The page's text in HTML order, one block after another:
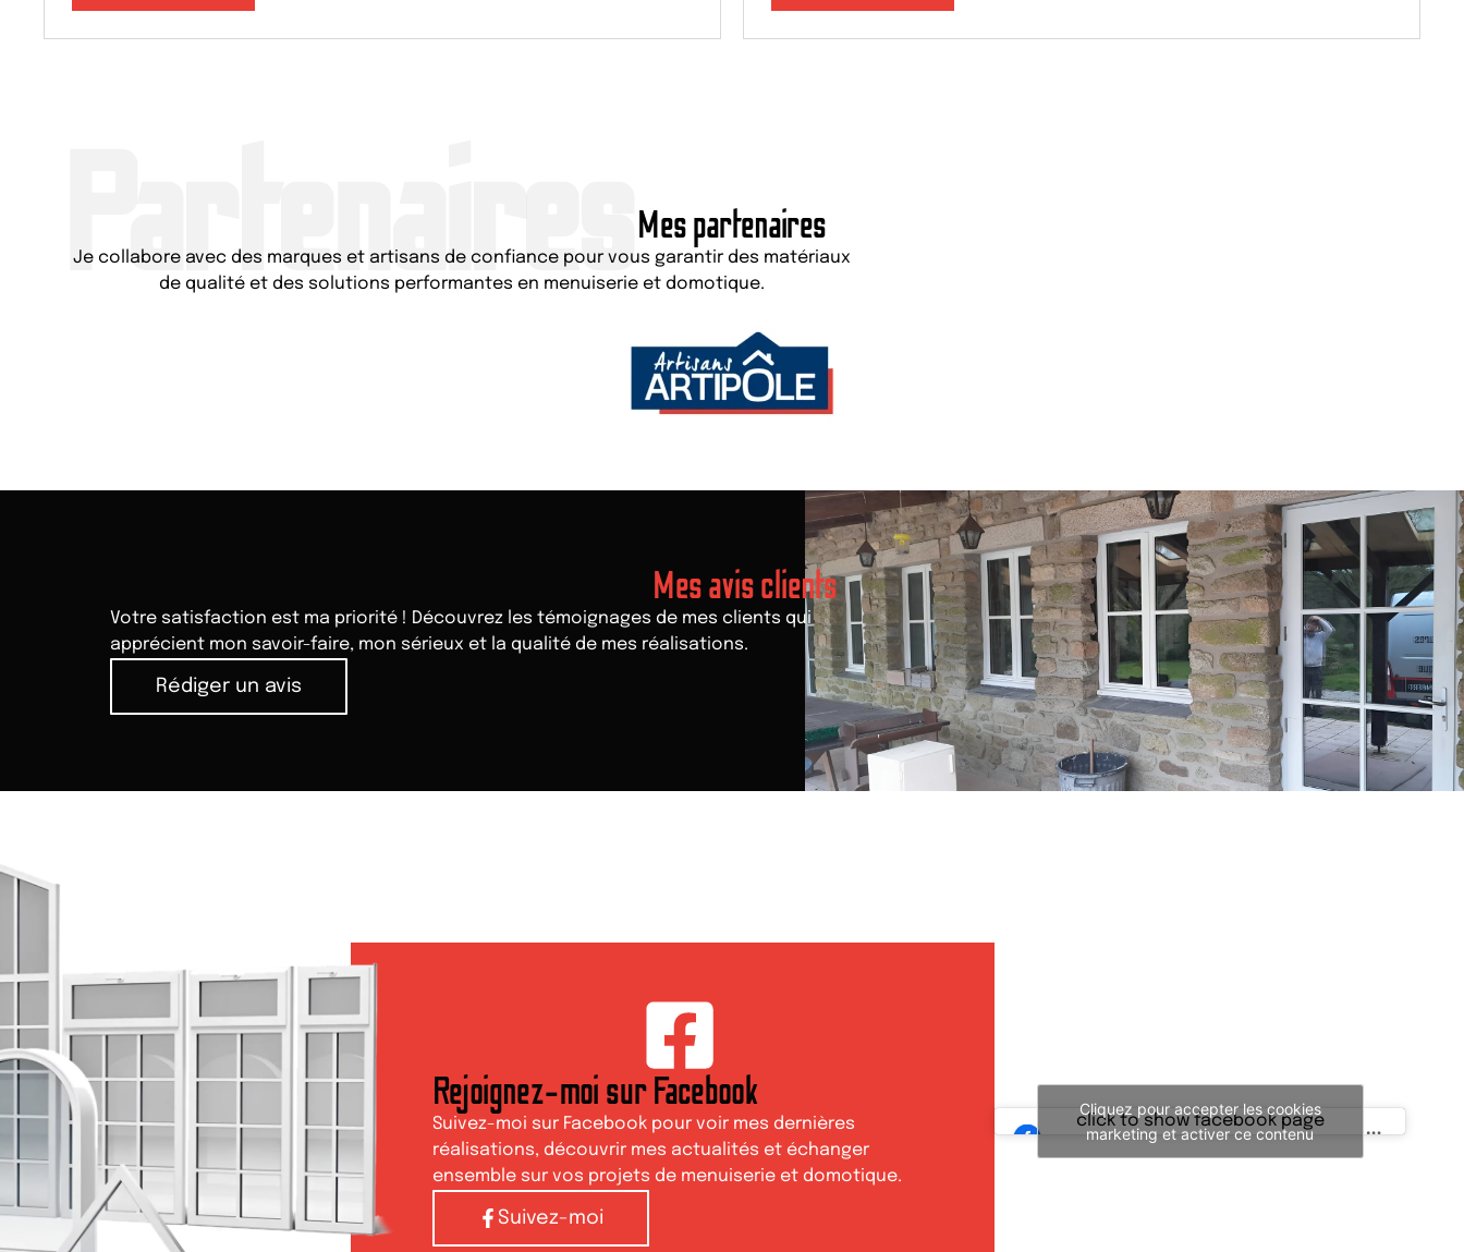
Mes partenaires
Je collabore avec des marques et artisans de confiance pour vous garantir des matériaux
de qualité et des solutions performantes en menuiserie et domotique.
Partenaires
Mes avis clients
Votre satisfaction est ma priorité ! Découvrez les témoignages de mes clients qui
apprécient mon savoir-faire, mon sérieux et la qualité de mes réalisations.
Rédiger un avis
Rejoignez-moi sur Facebook
Suivez-moi sur Facebook pour voir mes dernières
réalisations, découvrir mes actualités et échanger
ensemble sur vos projets de menuiserie et domotique.
Suivez-moi
click to show facebook page
Cliquez pour accepter les cookies
marketing et activer ce contenu